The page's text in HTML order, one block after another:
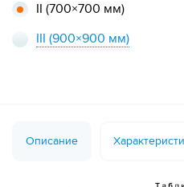
II (700×700 мм)
III (900×900 мм)
Описание